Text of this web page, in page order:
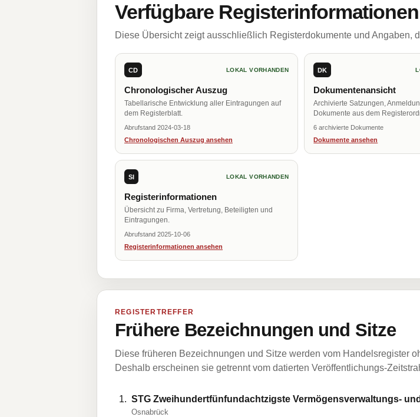
Verfügbare Registerinformationen
Diese Übersicht zeigt ausschließlich Registerdokumente und Angaben,
CD LOKAL VORHANDEN
Chronologischer Auszug
Tabellarische Entwicklung aller Eintragungen auf
dem Registerblatt.
Abrufstand 2024-03-18
Chronologischen Auszug ansehen
DK
Dokumentenansicht
Archivierte Satzungen,
Dokumente aus dem
6 archivierte Dokumente
Dokumente ansehen
SI LOKAL VORHANDEN
Registerinformationen
Übersicht zu Firma, Vertretung, Beteiligten und
Eintragungen.
Abrufstand 2025-10-06
Registerinformationen ansehen
REGISTERTREFFER
Frühere Bezeichnungen und Sitze
Diese früheren Bezeichnungen und Sitze werden vom Handelsregister
Deshalb erscheinen sie getrennt vom datierten Veröffentlichungs-
STG Zweihundertfünfundachtzigste Vermögensverwaltungs-
Osnabrück